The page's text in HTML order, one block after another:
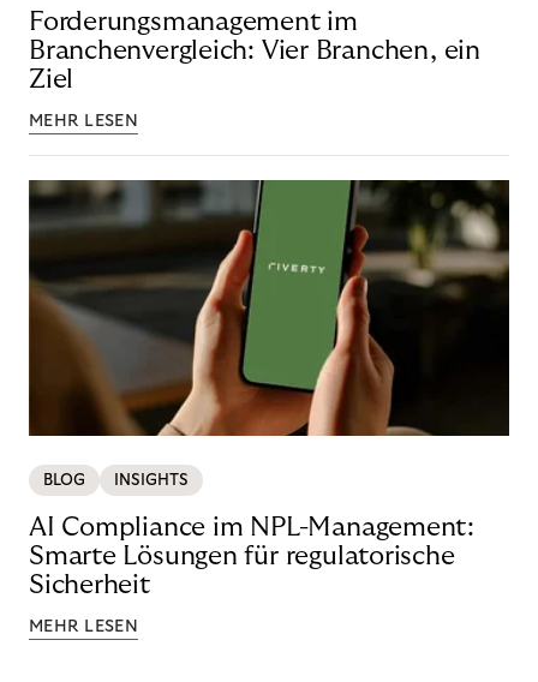
Forderungsmanagement im
Branchenvergleich: Vier Branchen, ein
Ziel
MEHR LESEN
BLOG INSIGHTS
AI Compliance im NPL-Management:
Smarte Lösungen für regulatorische
Sicherheit
MEHR LESEN